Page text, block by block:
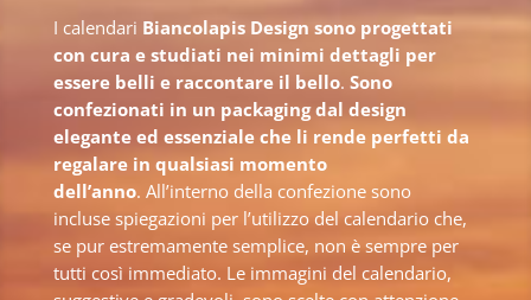
I calendari Biancolapis Design sono progettati
con cura e studiati nei minimi dettagli per
essere belli e raccontare il bello. Sono
confezionati in un packaging dal design
elegante ed essenziale che li rende perfetti da
regalare in qualsiasi momento
dell’anno. All’interno della confezione sono
incluse spiegazioni per l’utilizzo del calendario che,
se pur estremamente semplice, non è sempre per
tutti così immediato. Le immagini del calendario,